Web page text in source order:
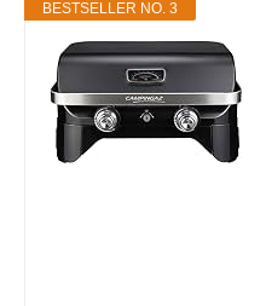
BESTSELLER NO. 3